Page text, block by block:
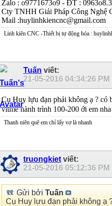
Zalo : o9771673o9 - ĐT :
Cty TNHH Giải Pháp Công Nghệ
Mail :huylinhkiencnc@gmail.com
Linh kiên CNC -Thiết bị tự động hóa :
Tuấn viết:
21-05-2016 04:34:26 PM
Cụ Huy lựu đạn phải không ạ ? có
vitme hành trình 100-200 ới em nha
Thanh niên quê em chỉ lấy vợ là nhanh
truongkiet viết:
21-05-2016 05:12:36 PM
Gửi bởi Tuấn
Cụ Huy lựu đạn phải không ạ